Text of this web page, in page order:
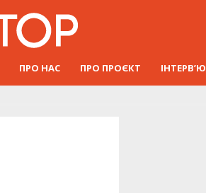
ПРО НАС ПРО ПРОЄКТ ІНТЕРВ’Ю